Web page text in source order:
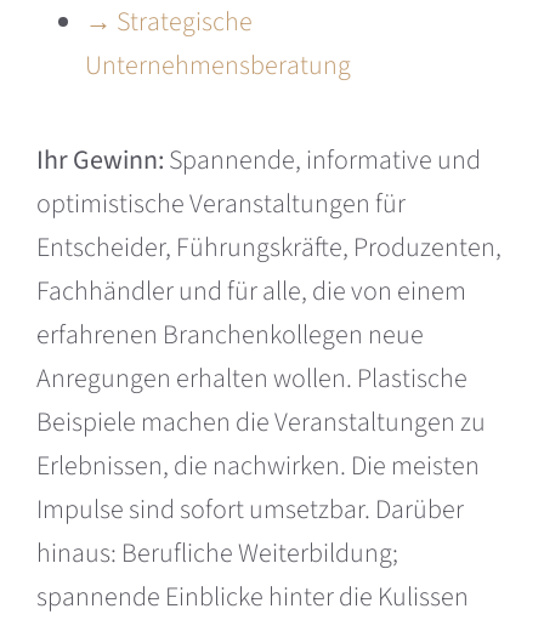
→ Strategische
Unternehmensberatung
Ihr Gewinn:Spannende, informative und
optimistische Veranstaltungen für
Entscheider, Führungskräfte, Produzenten,
Fachhändler und für alle, die von einem
erfahrenen Branchenkollegen neue
Anregungen erhalten wollen. Plastische
Beispiele machen die Veranstaltungen zu
Erlebnissen, die nachwirken. Die meisten
Impulse sind sofort umsetzbar. Darüber
hinaus: Berufliche Weiterbildung;
spannende Einblicke hinter die Kulissen